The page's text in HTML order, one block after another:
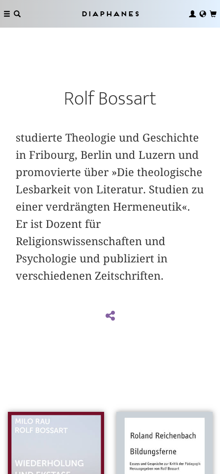
Diaphanes
Rolf Bossart
studierte Theologie und Geschichte
in Fribourg, Berlin und Luzern und
promovierte über »Die theologische
Lesbarkeit von Literatur. Studien zu
einer verdrängten Hermeneutik«.
Er ist Dozent für
Religionswissenschaften und
Psychologie und publiziert in
verschiedenen Zeitschriften.